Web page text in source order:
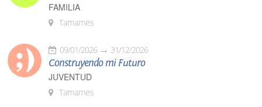
FAMILIA
Tamames
09/01/2026 31/12/2026
Construyendo mi Futuro
JUVENTUD
Tamames